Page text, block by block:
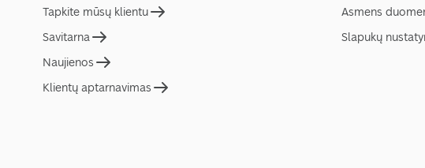
Tapkite mūsų klientu
Savitarna
Naujienos
Klientų aptarnavimas
Asmens
Slapukų